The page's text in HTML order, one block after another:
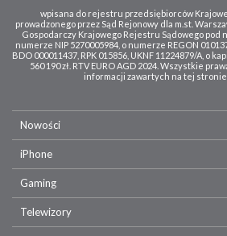
wpisana do rejestru przedsiębiorców
prowadzonego przez Sąd Rejonowy dla m.st.
Gospodarczy Krajowego Rejestru Sądowego pod
numerze NIP 5270005984, o numerze REGON
BDO 000011437, RPK 015856, UKNF 11224879/A, o
560 190 zł. RTV EURO AGD 2024. Wszystkie
informacji zawartych na tej stronie
Nowości
iPhone
Gaming
Telewizory